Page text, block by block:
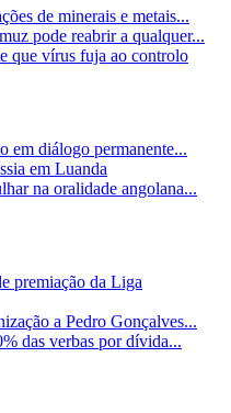
de minerais e metais...
pode reabrir a qualquer...
que vírus fuja ao controlo
em diálogo permanente...
em Luanda
na oralidade angolana...
premiação da Liga
a Pedro Gonçalves...
das verbas por dívida...